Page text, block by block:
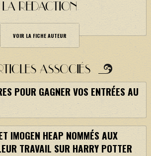
LA RÉDACTION
VOIR LA FICHE AUTEUR
ASSOCIÉS
POUR GAGNER VOS ENTRÉES AU
IMOGEN HEAP NOMMÉS AUX
TRAVAIL SUR HARRY POTTER